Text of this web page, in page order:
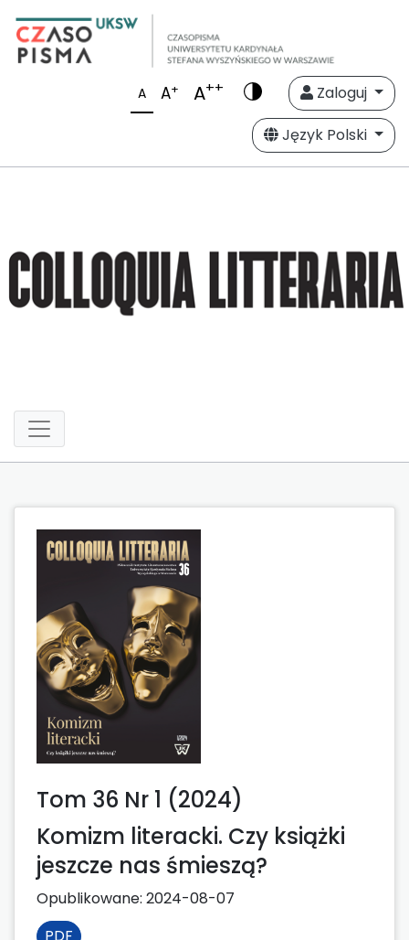
A A+ A++
Zaloguj
Język Polski
Tom 36 Nr 1 (2024)
Komizm literacki. Czy książki
jeszcze nas śmieszą?
Opublikowane: 2024-08-07
PDF